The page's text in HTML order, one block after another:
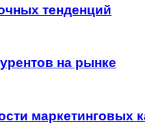
тенденций
на рынке
маркетинговых